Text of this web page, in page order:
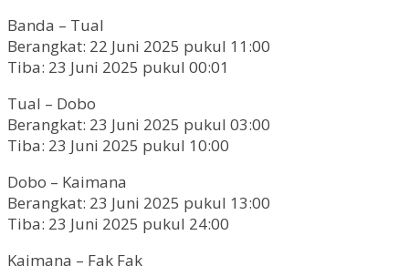
Banda – Tual
Berangkat: 22 Juni 2025 pukul 11:00
Tiba: 23 Juni 2025 pukul 00:01
Tual – Dobo
Berangkat: 23 Juni 2025 pukul 03:00
Tiba: 23 Juni 2025 pukul 10:00
Dobo – Kaimana
Berangkat: 23 Juni 2025 pukul 13:00
Tiba: 23 Juni 2025 pukul 24:00
Kaimana – Fak Fak